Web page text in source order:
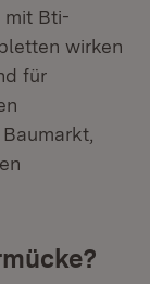
mit Bti-
wirken
für